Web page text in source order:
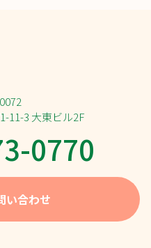
11-3 大東ビル2F
0770
い合わせ